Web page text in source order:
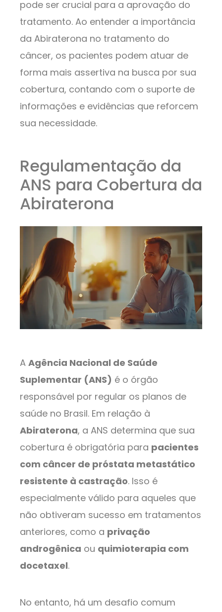
pode ser crucial para a aprovação do
tratamento. Ao entender a importância
da Abiraterona no tratamento do
câncer, os pacientes podem atuar de
forma mais assertiva na busca por sua
cobertura, contando com o suporte de
informações e evidências que reforcem
sua necessidade.
Regulamentação da
ANS para Cobertura da
Abiraterona
A Agência Nacional de Saúde
Suplementar (ANS) é o órgão
responsável por regular os planos de
saúde no Brasil. Em relação à
Abiraterona, a ANS determina que sua
cobertura é obrigatória para pacientes
com câncer de próstata metastático
resistente à castração. Isso é
especialmente válido para aqueles que
não obtiveram sucesso em tratamentos
anteriores, como a privação
androgênica ou quimioterapia com
docetaxel.
No entanto, há um desafio comum